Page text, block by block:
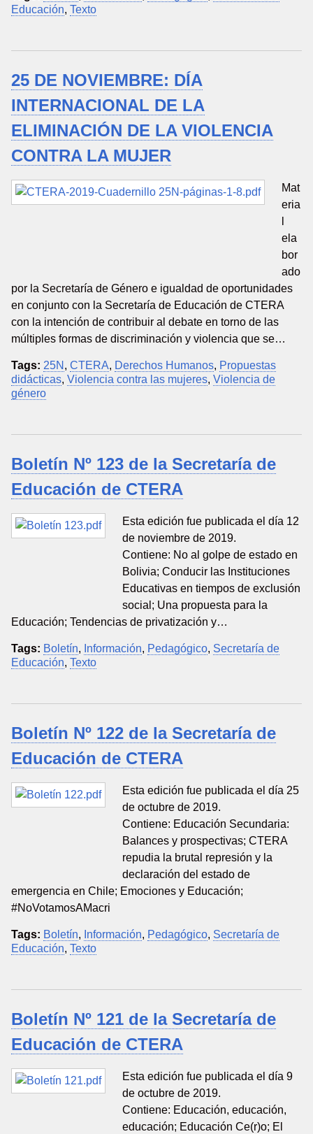
Educación, Texto
25 DE NOVIEMBRE: DÍA
INTERNACIONAL DE LA
ELIMINACIÓN DE LA VIOLENCIA
CONTRA LA MUJER
Mat
eria
ela
bor
ado
por la Secretaría de Género e igualdad de oportunidades
en conjunto con la Secretaría de Educación de CTERA
con la intención de contribuir al debate en torno de las
múltiples formas de discriminación y violencia que se…
Tags: 25N , CTERA, Derechos Humanos, Propuestas
didácticas, Violencia contra las mujeres, Violencia de
género
Boletín Nº 123 de la Secretaría de
Educación de CTERA
Esta edición fue publicada el día 12
de noviembre de 2019.
Contiene: No al golpe de estado en
Bolivia; Conducir las Instituciones
Educativas en tiempos de exclusión
social; Una propuesta para la
Educación; Tendencias de privatización y…
Tags: Boletín, Información, Pedagógico, Secretaría de
Educación, Texto
Boletín Nº 122 de la Secretaría de
Educación de CTERA
Esta edición fue publicada el día 25
de octubre de 2019.
Contiene: Educación Secundaria:
Balances y prospectivas; CTERA
repudia la brutal represión y la
declaración del estado de
emergencia en Chile; Emociones y Educación;
#NoVotamosAMacri
Tags: Boletín, Información, Pedagógico, Secretaría de
Educación, Texto
Boletín Nº 121 de la Secretaría de
Educación de CTERA
Esta edición fue publicada el día 9
de octubre de 2019.
Contiene: Educación, educación,
educación; Educación Ce(r)o; El